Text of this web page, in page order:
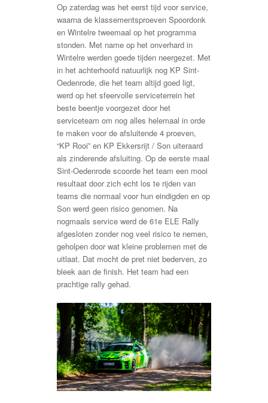
Op zaterdag was het eerst tijd voor service,
waarna de klassementsproeven Spoordonk
en Wintelre tweemaal op het programma
stonden. Met name op het onverhard in
Wintelre werden goede tijden neergezet. Met
in het achterhoofd natuurlijk nog KP Sint-
Oedenrode, die het team altijd goed ligt,
werd op het sfeervolle serviceterrein het
beste beentje voorgezet door het
serviceteam om nog alles helemaal in orde
te maken voor de afsluitende 4 proeven,
“KP Rooi” en KP Ekkersrijt / Son uiteraard
als zinderende afsluiting. Op de eerste maal
Sint-Oedenrode scoorde het team een mooi
resultaat door zich echt los te rijden van
teams die normaal voor hun eindigden en op
Son werd geen risico genomen. Na
nogmaals service werd de 61e ELE Rally
afgesloten zonder nog veel risico te nemen,
geholpen door wat kleine problemen met de
uitlaat. Dat mocht de pret niet bederven, zo
bleek aan de finish. Het team had een
prachtige rally gehad.